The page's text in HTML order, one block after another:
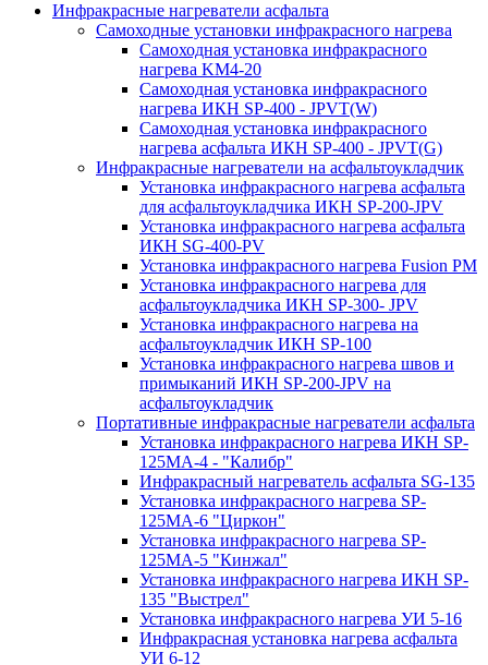
Инфракрасные нагреватели асфальта
Самоходные установки инфракрасного нагрева
Самоходная установка инфракрасного
нагрева KM4-20
Самоходная установка инфракрасного
нагрева ИКН SP-400 - JPVT(W)
Самоходная установка инфракрасного
нагрева асфальта ИКН SP-400 - JPVT(G)
Инфракрасные нагреватели на асфальтоукладчик
Установка инфракрасного нагрева асфальта
для асфальтоукладчика ИКН SP-200-JPV
Установка инфракрасного нагрева асфальта
ИКН SG-400-PV
Установка инфракрасного нагрева Fusion PM
Установка инфракрасного нагрева для
асфальтоукладчика ИКН SP-300- JPV
Установка инфракрасного нагрева на
асфальтоукладчик ИКН SP-100
Установка инфракрасного нагрева швов и
примыканий ИКН SP-200-JPV на
асфальтоукладчик
Портативные инфракрасные нагреватели асфальта
Установка инфракрасного нагрева ИКН SP-
125МA-4 - "Калибр"
Инфракрасный нагреватель асфальта SG-135
Установка инфракрасного нагрева SP-
125МA-6 "Циркон"
Установка инфракрасного нагрева SP-
125МA-5 "Кинжал"
Установка инфракрасного нагрева ИКН SP-
135 "Выстрел"
Установка инфракрасного нагрева УИ 5-16
Инфракрасная установка нагрева асфальта
УИ 6-12